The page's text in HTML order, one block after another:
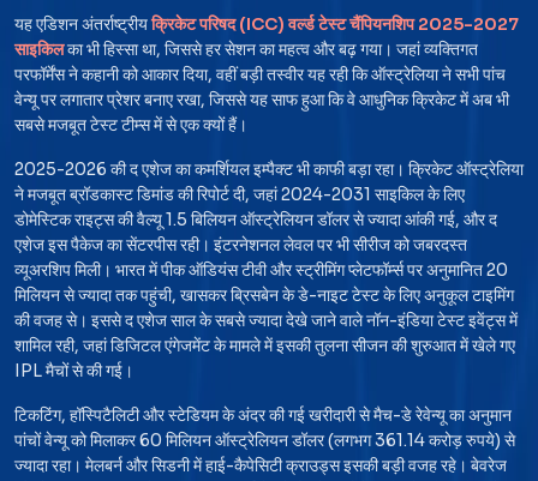
यह एडिशन अंतर्राष्ट्रीयक्रिकेट परिषद (ICC) वर्ल्ड टेस्ट चैंपियनशिप 2025-2027
साइकिलका भी हिस्सा था, जिससे हर सेशन का महत्व और बढ़ गया। जहां व्यक्तिगत
परफॉर्मेंस ने कहानी को आकार दिया, वहीं बड़ी तस्वीर यह रही कि ऑस्ट्रेलिया ने सभी पांच
वेन्यू पर लगातार प्रेशर बनाए रखा, जिससे यह साफ हुआ कि वे आधुनिक क्रिकेट में अब भी
सबसे मजबूत टेस्ट टीम्स में से एक क्यों हैं।
2025-2026 की द एशेज का कमर्शियल इम्पैक्ट भी काफी बड़ा रहा। क्रिकेट ऑस्ट्रेलिया
ने मजबूत ब्रॉडकास्ट डिमांड की रिपोर्ट दी, जहां 2024-2031 साइकिल के लिए
डोमेस्टिक राइट्स की वैल्यू 1.5 बिलियन ऑस्ट्रेलियन डॉलर से ज्यादा आंकी गई, और द
एशेज इस पैकेज का सेंटरपीस रही। इंटरनेशनल लेवल पर भी सीरीज को जबरदस्त
व्यूअरशिप मिली। भारत में पीक ऑडियंस टीवी और स्ट्रीमिंग प्लेटफॉर्म्स पर अनुमानित 20
मिलियन से ज्यादा तक पहुंची, खासकर ब्रिसबेन के डे-नाइट टेस्ट के लिए अनुकूल टाइमिंग
की वजह से। इससे द एशेज साल के सबसे ज्यादा देखे जाने वाले नॉन-इंडिया टेस्ट इवेंट्स में
शामिल रही, जहां डिजिटल एंगेजमेंट के मामले में इसकी तुलना सीजन की शुरुआत में खेले गए
IPL मैचों से की गई।
टिकटिंग, हॉस्पिटैलिटी और स्टेडियम के अंदर की गई खरीदारी से मैच-डे रेवेन्यू का अनुमान
पांचों वेन्यू को मिलाकर 60 मिलियन ऑस्ट्रेलियन डॉलर (लगभग 361.14 करोड़ रुपये) से
ज्यादा रहा। मेलबर्न और सिडनी में हाई-कैपेसिटी क्राउड्स इसकी बड़ी वजह रहे। बेवरेज